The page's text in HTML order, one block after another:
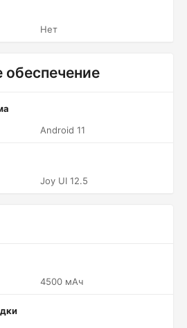
Нет
Android 11
Joy UI 12.5
4500 мАч